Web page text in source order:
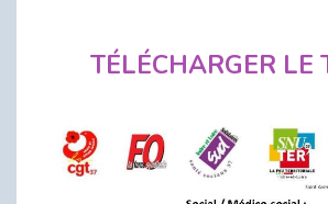
TÉLÉCHARGER LE